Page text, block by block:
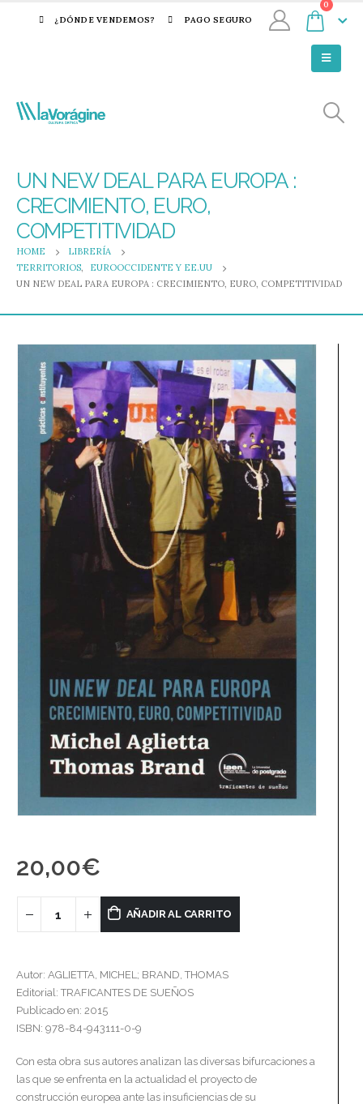
¿DÓNDE VENDEMOS? PAGO SEGURO
0
UN NEW DEAL PARA EUROPA :
CRECIMIENTO, EURO,
COMPETITIVIDAD
HOME
LIBRERÍA
TERRITORIOS,
EUROOCCIDENTE Y EE.UU
UN NEW DEAL PARA EUROPA : CRECIMIENTO, EURO, COMPETITIVIDAD
20,00€
AÑADIR AL CARRITO
Autor: AGLIETTA, MICHEL; BRAND, THOMAS
Editorial: TRAFICANTES DE SUEÑOS
Publicado en: 2015
ISBN: 978-84-943111-0-9
Con esta obra sus autores analizan las diversas bifurcaciones a
las que se enfrenta en la actualidad el proyecto de
construcción europea ante las insuficiencias de su